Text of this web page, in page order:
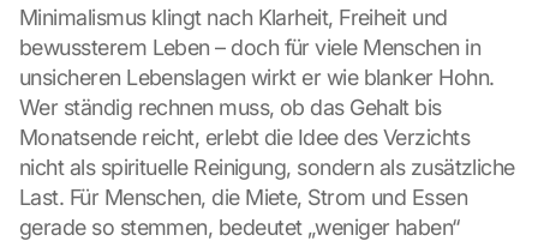
Minimalismus klingt nach Klarheit, Freiheit und
bewussterem Leben – doch für viele Menschen in
unsicheren Lebenslagen wirkt er wie blanker Hohn.
Wer ständig rechnen muss, ob das Gehalt bis
Monatsende reicht, erlebt die Idee des Verzichts
nicht als spirituelle Reinigung, sondern als zusätzliche
Last. Für Menschen, die Miete, Strom und Essen
gerade so stemmen, bedeutet „weniger haben“